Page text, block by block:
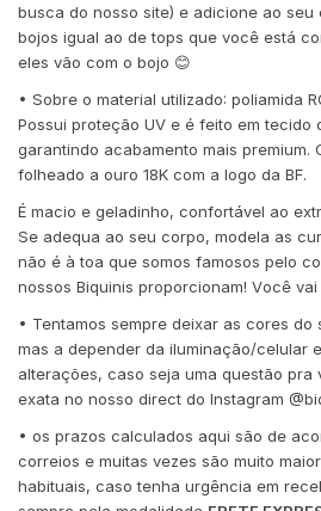
busca do nosso site) e adicione ao
bojos igual ao de tops que você está
eles vão com o bojo 😊
• Sobre o material utilizado: poliamida
Possui proteção UV e é feito em tecido
garantindo acabamento mais premium.
folheado a ouro 18K com a logo da BF.
É macio e geladinho, confortável ao
Se adequa ao seu corpo, modela as
não é à toa que somos famosos pelo
nossos Biquinis proporcionam! Você vai
• Tentamos sempre deixar as cores do
mas a depender da iluminação/celular
alterações, caso seja uma questão
exata no nosso direct do Instagram
• os prazos calculados aqui são de
correios e muitas vezes são muito
habituais, caso tenha urgência em